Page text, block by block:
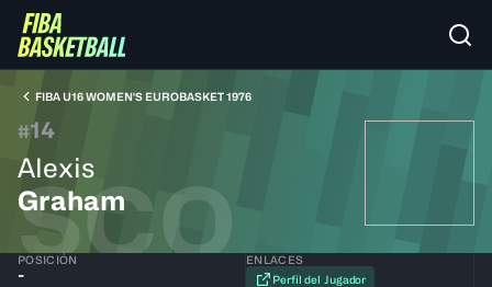
FIBA U16 WOMEN'S EUROBASKET 1976
#14
Alexis
Graham
SCO
POSICIÓN
-
ENLACES
Perfil del Jugador